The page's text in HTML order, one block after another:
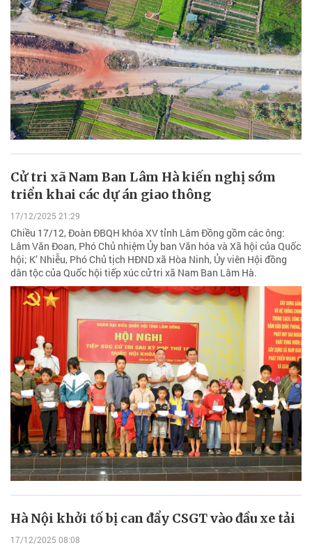
Cử tri xã Nam Ban Lâm Hà kiến nghị sớm
triển khai các dự án giao thông
17/12/2025 21:29
Chiều 17/12, Đoàn ĐBQH khóa XV tỉnh Lâm Đồng gồm các ông:
Lâm Văn Đoan, Phó Chủ nhiệm Ủy ban Văn hóa và Xã hội của Quốc
hội; K’ Nhiễu, Phó Chủ tịch HĐND xã Hòa Ninh, Ủy viên Hội đồng
dân tộc của Quốc hội tiếp xúc cử tri xã Nam Ban Lâm Hà.
Hà Nội khởi tố bị can đẩy CSGT vào đầu xe tải
17/12/2025 08:08